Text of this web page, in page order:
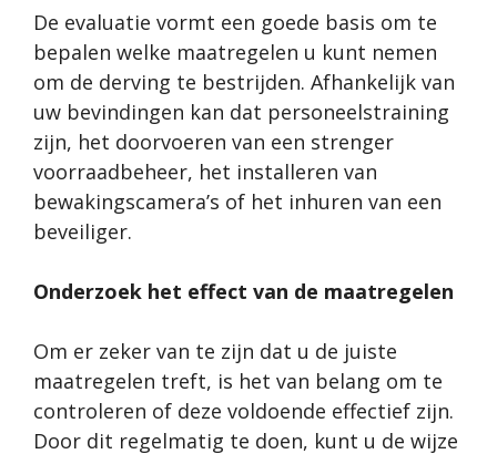
De evaluatie vormt een goede basis om te
bepalen welke maatregelen u kunt nemen
om de derving te bestrijden. Afhankelijk van
uw bevindingen kan dat personeelstraining
zijn, het doorvoeren van een strenger
voorraadbeheer, het installeren van
bewakingscamera’s of het inhuren van een
beveiliger.
Onderzoek het effect van de maatregelen
Om er zeker van te zijn dat u de juiste
maatregelen treft, is het van belang om te
controleren of deze voldoende effectief zijn.
Door dit regelmatig te doen, kunt u de wijze